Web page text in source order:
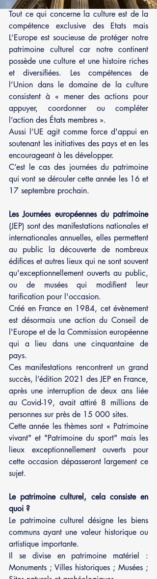
Tout ce qui concerne la culture est de la
compétence exclusive des Etats mais
L’Europe est soucieuse de protéger notre
patrimoine culturel car notre continent
possède une culture et une histoire riches
et diversifiées. Les compétences de
l’Union dans le domaine de la culture
consistent à « mener des actions pour
appuyer, coordonner ou compléter
l’action des États membres ».
Aussi l’UE agit comme force d'appui en
soutenant les initiatives des pays et en les
encourageant à les développer.
C’est le cas des journées du patrimoine
qui vont se dérouler cette année les 16 et
17 septembre prochain.
Les Journées européennes du patrimoine
(JEP) sont des manifestations nationales et
internationales annuelles, elles permettent
au public la découverte de nombreux
édifices et autres lieux qui ne sont souvent
qu'exceptionnellement ouverts au public,
ou de musées qui modifient leur
tarification pour l'occasion.
Créé en France en 1984, cet évènement
est désormais une action du Conseil de
l'Europe et de la Commission européenne
qui a lieu dans une cinquantaine de
pays.
Ces manifestations rencontrent un grand
succès, l’édition 2021 des JEP en France,
après une interruption de deux ans liée
au Covid-19, avait attiré 8 millions de
personnes sur près de 15 000 sites.
Cette année les thèmes sont « Patrimoine
vivant" et "Patrimoine du sport" mais les
lieux exceptionnellement ouverts pour
cette occasion dépasseront largement ce
sujet.
Le patrimoine culturel, cela consiste en
quoi ?
Le patrimoine culturel désigne les biens
communs ayant une valeur historique ou
artistique importante.
Il se divise en patrimoine matériel :
Monuments ; Villes historiques ; Musées ;